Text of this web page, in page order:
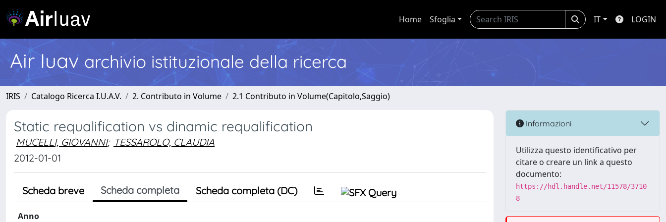
Home Sfoglia IT LOGIN
Air Iuav archivio istituzionale della ricerca
IRIS Catalogo Ricerca I.U.A.V. 2. Contributo in Volume 2.1 Contributo in Volume(Capitolo,Saggio)
Static requalification vs dinamic requalification
MUCELLI, GIOVANNI; TESSAROLO, CLAUDIA
2012-01-01
Scheda breve Scheda completa Scheda completa (DC)
Anno
Informazioni
Utilizza questo identificativo per
citare o creare un link a questo
documento:
https://hdl.handle.net/11578/3710
8